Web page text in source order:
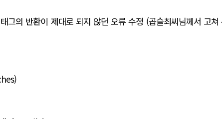
의 반환이 제대로 되지 않던 오류 수정 (곱슬최씨님께서 고쳐